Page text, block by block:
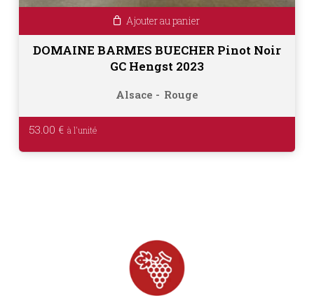
Ajouter au panier
DOMAINE BARMES BUECHER Pinot Noir
GC Hengst 2023
Alsace Rouge
53.00 €